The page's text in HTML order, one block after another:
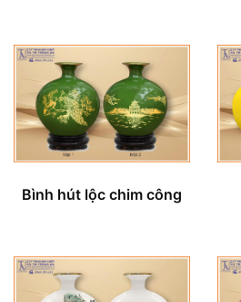
Bình hút lộc chim công